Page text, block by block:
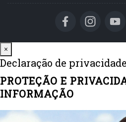
×
Declaração de privacidade
PROTEÇÃO E
INFORMAÇÃO